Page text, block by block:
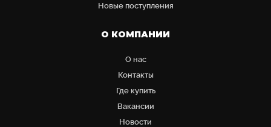
Новые поступления
О КОМПАНИИ
О нас
Контакты
Где купить
Вакансии
Новости